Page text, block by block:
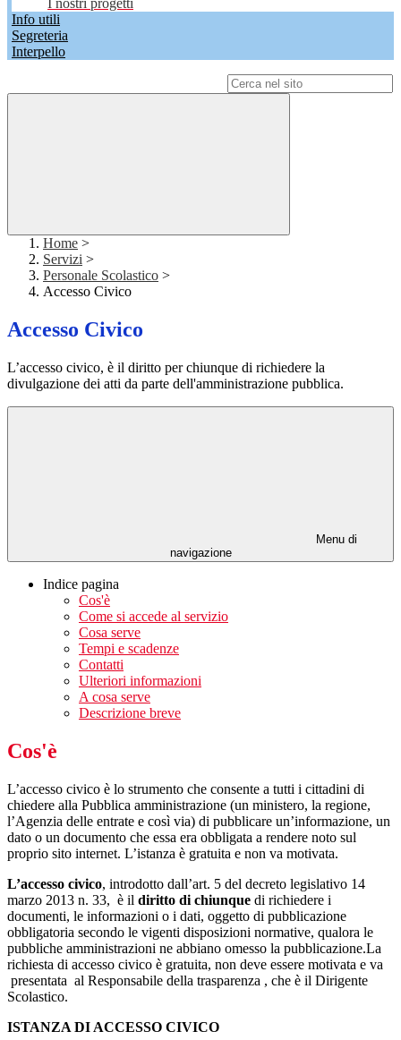
I nostri progetti
Info utili
Segreteria
Interpello
Home >
Servizi >
Personale Scolastico >
Accesso Civico
Accesso Civico
L’accesso civico, è il diritto per chiunque di richiedere la
divulgazione dei atti da parte dell'amministrazione pubblica.
Menu di
navigazione
Indice pagina
Cos'è
Come si accede al servizio
Cosa serve
Tempi e scadenze
Contatti
Ulteriori informazioni
A cosa serve
Descrizione breve
Cos'è
L’accesso civico è lo strumento che consente a tutti i cittadini di
chiedere alla Pubblica amministrazione (un ministero, la regione,
l’Agenzia delle entrate e così via) di pubblicare un’informazione, un
dato o un documento che essa era obbligata a rendere noto sul
proprio sito internet. L’istanza è gratuita e non va motivata.
L’accesso civico, introdotto dall’art. 5 del decreto legislativo 14
marzo 2013 n. 33, è il diritto di chiunque di richiedere i
documenti, le informazioni o i dati, oggetto di pubblicazione
obbligatoria secondo le vigenti disposizioni normative, qualora le
pubbliche amministrazioni ne abbiano omesso la pubblicazione.La
richiesta di accesso civico è gratuita, non deve essere motivata e va
presentata al Responsabile della trasparenza , che è il Dirigente
Scolastico.
ISTANZA DI ACCESSO CIVICO